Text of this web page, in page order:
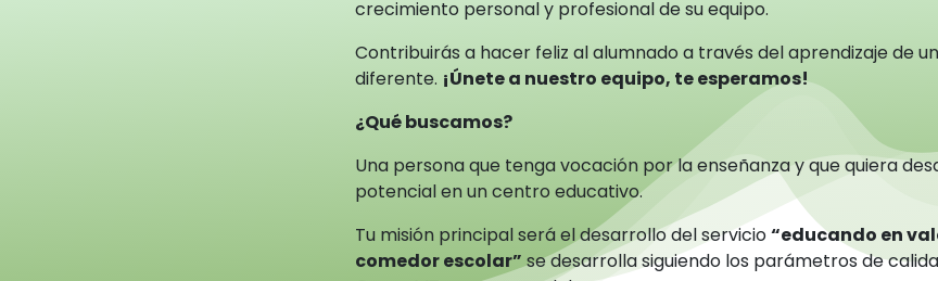
crecimiento personal y profesional de su equipo.
Contribuirás a hacer feliz al alumnado a través del aprendizaje de
diferente. ¡Únete a nuestro equipo, te esperamos!
¿Qué buscamos?
Una persona que tenga vocación por la enseñanza y que quiera
potencial en un centro educativo.
Tu misión principal será el desarrollo del servicio“educando en
comedor escolar”se desarrolla siguiendo los parámetros de